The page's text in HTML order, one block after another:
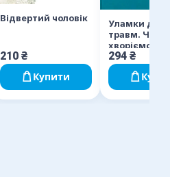
Відвертий чоловік
210 ₴
Купити
Уламки
травм.
хворіємо і
припинити
294 ₴